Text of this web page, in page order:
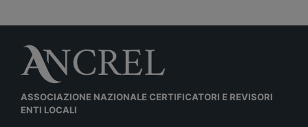
ASSOCIAZIONE NAZIONALE CERTIFICATORI E REVISORI
ENTI LOCALI